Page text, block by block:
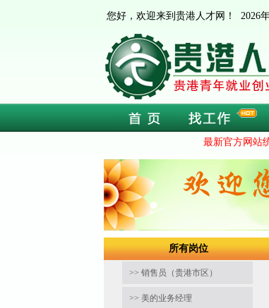
您好，欢迎来到贵港人才网！ 2026
最新官方网站
所有岗位
>> 销售员（贵港市区）
>> 美的业务经理